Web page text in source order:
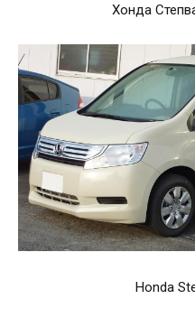
Хонда
Honda